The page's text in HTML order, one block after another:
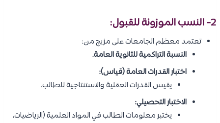
2- النسب الموزونة للقبول:
تعتمد معظم الجامعات على مزيج من:
النسبة التراكمية للثانوية العامة.
اختبار القدرات العامة (قياس):
يقيس القدرات العقلية والاستنتاجية للطالب.
الاختبار التحصيلي:
يختبر معلومات الطالب في المواد العلمية (الرياضيات،